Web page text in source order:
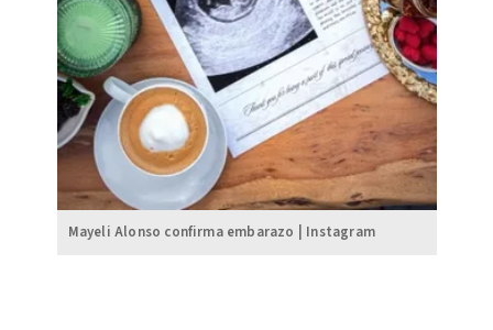
Mayeli Alonso confirma embarazo | Instagram